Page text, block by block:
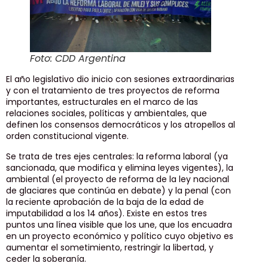
Foto: CDD Argentina
El año legislativo dio inicio con sesiones extraordinarias
y con el tratamiento de tres proyectos de reforma
importantes, estructurales en el marco de las
relaciones sociales, políticas y ambientales, que
definen los consensos democráticos y los atropellos al
orden constitucional vigente.
Se trata de tres ejes centrales: la reforma laboral (ya
sancionada, que modifica y elimina leyes vigentes), la
ambiental (el proyecto de reforma de la ley nacional
de glaciares que continúa en debate) y la penal (con
la reciente aprobación de la baja de la edad de
imputabilidad a los 14 años). Existe en estos tres
puntos una línea visible que los une, que los encuadra
en un proyecto económico y político cuyo objetivo es
aumentar el sometimiento, restringir la libertad, y
ceder la soberanía.